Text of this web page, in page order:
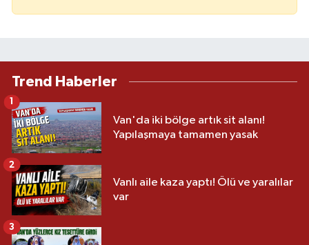
Trend Haberler
Van'da iki bölge artık sit alanı!
Yapılaşmaya tamamen yasak
Vanlı aile kaza yaptı! Ölü ve yaralılar
var
2
3